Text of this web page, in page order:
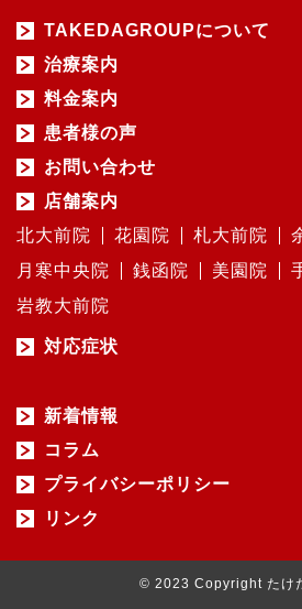
TAKEDAGROUPについて
治療案内
料金案内
患者様の声
お問い合わせ
店舗案内
北大前院
花園院 札大前院
月寒中央院
銭函院 美園院
岩教大前院
対応症状
新着情報
コラム
プライバシーポリシー
リンク
© 2023 Copyright たけ